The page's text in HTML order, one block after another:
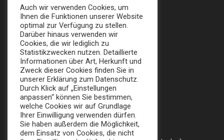
sie sich Überzeugen!
+49 (0) 30 924 0 95 97
Apollofalterallee 98, 12683 Berlin
info@broker-gmbh.de
INFORMATIONEN
Impressum
Datenschutz
MENÜ
Home
Messe
Auch wir verwenden Cookies, um
Ihnen die Funktionen unserer Website
optimal zur Verfügung zu stellen.
Darüber hinaus verwenden wir
Cookies, die wir lediglich zu
Statistikzwecken nutzen. Detaillierte
Informationen über Art, Herkunft und
Zweck dieser Cookies finden Sie in
unserer Erklärung zum Datenschutz.
Durch Klick auf „Einstellungen
anpassen“ können Sie bestimmen,
welche Cookies wir auf Grundlage
Ihrer Einwilligung verwenden dürfen.
Sie haben außerdem die Möglichkeit,
dem Einsatz von Cookies, die nicht